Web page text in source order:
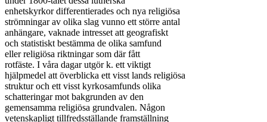
enhetskyrkor differentierades och nya religiösa
strömningar av olika slag vunno ett större antal
anhängare, vaknade intresset att geografiskt
och statistiskt bestämma de olika samfund
eller religiösa riktningar som där fått
rotfäste. I våra dagar utgör k. ett viktigt
hjälpmedel att överblicka ett visst lands religiösa
struktur och ett visst kyrkosamfunds olika
schatteringar mot bakgrunden av den
gemensamma religiösa grundvalen. Någon
vetenskapligt tillfredsställande framställning